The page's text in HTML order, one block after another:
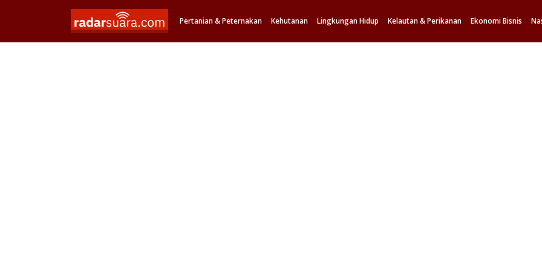
Pertanian & Peternakan Kehutanan Lingkungan Hidup Kelautan & Perikanan Ekonomi Bisnis
Ups, news not found...